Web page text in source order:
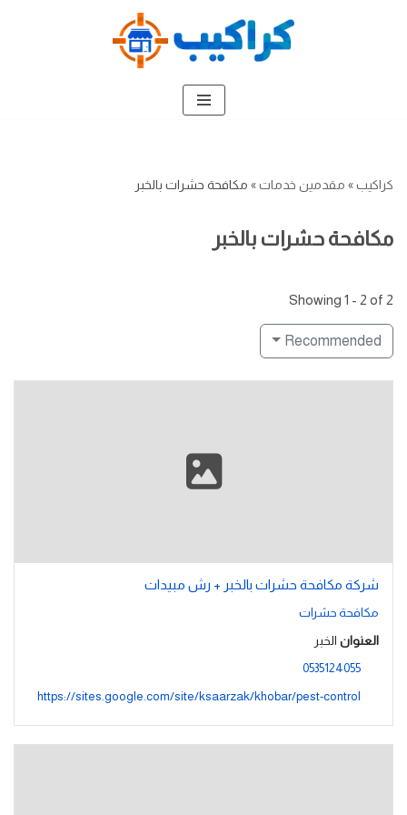
كراكيب» مقدمين خدمات» مكافحة حشرات بالخبر
مكافحة حشرات بالخبر
Showing 1 - 2 of 2
Recommended
شركة مكافحة حشرات بالخبر + رش مبيدات
مكافحة حشرات
العنوان الخبر
0535124055
https://sites.google.com/site/ksaarzak/khobar/pest-control